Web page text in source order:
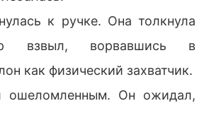
к ручке. Она толкнула
взвыл, ворвавшись в
как физический захватчик.
ошеломленным. Он ожидал,